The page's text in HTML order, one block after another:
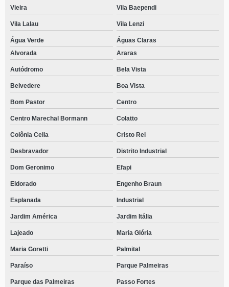
Vieira Vila Baependi
Vila Lalau Vila Lenzi
Água Verde
Águas Claras
Alvorada
Araras
Autódromo Bela Vista
Belvedere Boa Vista
Bom Pastor Centro
Centro Marechal Bormann Colatto
Colônia Cella Cristo Rei
Desbravador Distrito Industrial
Dom Geronimo Efapi
Eldorado Engenho Braun
Esplanada Industrial
Jardim América Jardim Itália
Lajeado Maria Glória
Maria Goretti Palmital
Paraíso Parque Palmeiras
Parque das Palmeiras Passo Fortes